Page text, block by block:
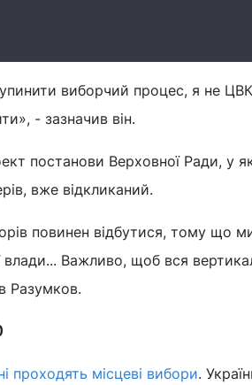
виборчий процес, я не
- зазначив він.
постанови Верховної Ради, у
вже відкликаний.
повинен відбутися, тому що
влади... Важливо, щоб вся
Разумков.
проходять місцеві вибори.